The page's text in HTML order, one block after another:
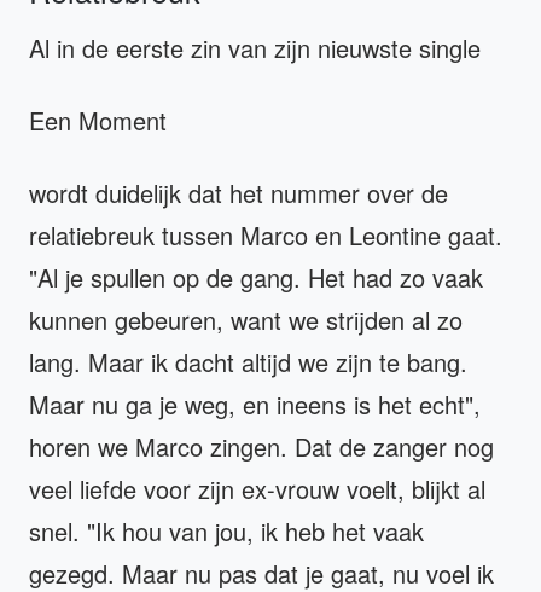
Al in de eerste zin van zijn nieuwste single
Een Moment
wordt duidelijk dat het nummer over de
relatiebreuk tussen Marco en Leontine gaat.
"Al je spullen op de gang. Het had zo vaak
kunnen gebeuren, want we strijden al zo
lang. Maar ik dacht altijd we zijn te bang.
Maar nu ga je weg, en ineens is het echt",
horen we Marco zingen. Dat de zanger nog
veel liefde voor zijn ex-vrouw voelt, blijkt al
snel. "Ik hou van jou, ik heb het vaak
gezegd. Maar nu pas dat je gaat, nu voel ik